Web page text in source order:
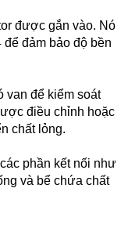
được gắn vào. Nó
đảm bảo độ bền
van để kiểm soát
điều chỉnh hoặc
chất lỏng.
phần kết nối như
và bể chứa chất